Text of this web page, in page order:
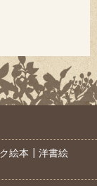
絵本┃洋書絵